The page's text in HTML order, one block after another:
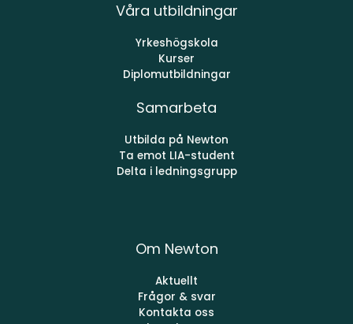
Våra utbildningar
Yrkeshögskola
Kurser
Diplomutbildningar
Samarbeta
Utbilda på Newton
Ta emot LIA-student
Delta i ledningsgrupp
Om Newton
Aktuellt
Frågor & svar
Kontakta oss